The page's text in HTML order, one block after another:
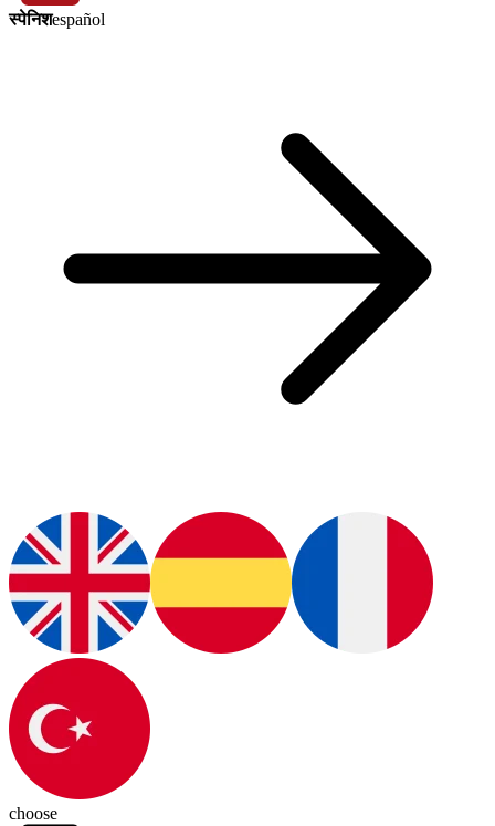
स्पेनिशespañol
choose